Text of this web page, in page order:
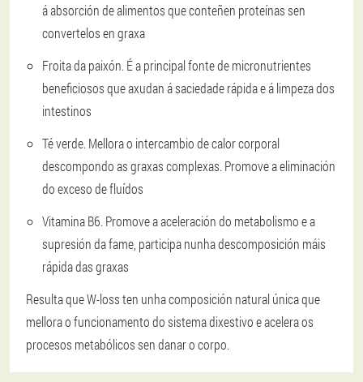
á absorción de alimentos que conteñen proteínas sen
convertelos en graxa
Froita da paixón. É a principal fonte de micronutrientes
beneficiosos que axudan á saciedade rápida e á limpeza dos
intestinos
Té verde. Mellora o intercambio de calor corporal
descompondo as graxas complexas. Promove a eliminación
do exceso de fluídos
Vitamina B6. Promove a aceleración do metabolismo e a
supresión da fame, participa nunha descomposición máis
rápida das graxas
Resulta que W-loss ten unha composición natural única que
mellora o funcionamento do sistema dixestivo e acelera os
procesos metabólicos sen danar o corpo.